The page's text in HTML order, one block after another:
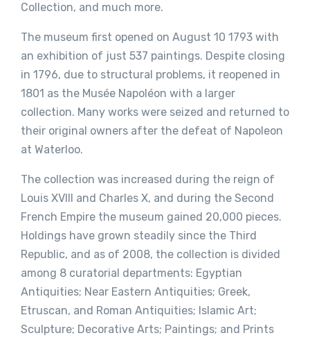
Collection, and much more.
The museum first opened on August 10 1793 with
an exhibition of just 537 paintings. Despite closing
in 1796, due to structural problems, it reopened in
1801 as the Musée Napoléon with a larger
collection. Many works were seized and returned to
their original owners after the defeat of Napoleon
at Waterloo.
The collection was increased during the reign of
Louis XVIII and Charles X, and during the Second
French Empire the museum gained 20,000 pieces.
Holdings have grown steadily since the Third
Republic, and as of 2008, the collection is divided
among 8 curatorial departments: Egyptian
Antiquities; Near Eastern Antiquities; Greek,
Etruscan, and Roman Antiquities; Islamic Art;
Sculpture; Decorative Arts; Paintings; and Prints